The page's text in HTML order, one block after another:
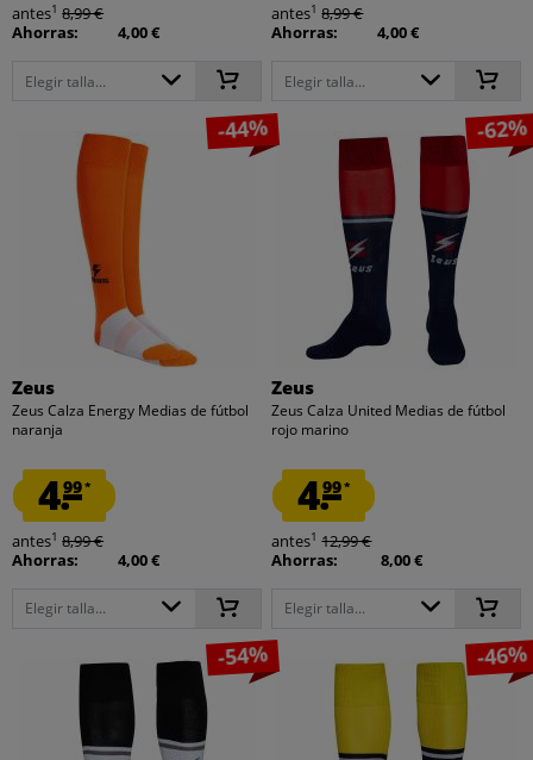
antes1 8,99 €
Ahorras:
4,00 €
Elegir talla...
antes1 8,99 €
Ahorras:
4,00 €
Elegir talla...
-44%
Zeus
Zeus Calza Energy Medias de fútbol
naranja
4.99*
antes1 8,99 €
Ahorras:
4,00 €
Elegir talla...
-62%
Zeus
Zeus Calza United Medias de fútbol
rojo marino
4.99*
antes1 12,99 €
Ahorras:
8,00 €
Elegir talla...
-54% -46%